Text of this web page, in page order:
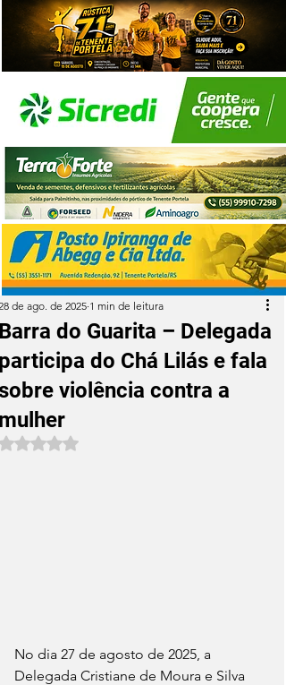
do Guarita – Delegada
do Chá Lilás e fala
violência contra a
de ago. de 2025 1 min de leitura
Avaliado com NaN de 5 estrelas.
No dia 27 de agosto de 2025, a
Delegada Cristiane de Moura e Silva